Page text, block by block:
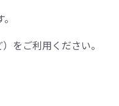
をご利用ください。